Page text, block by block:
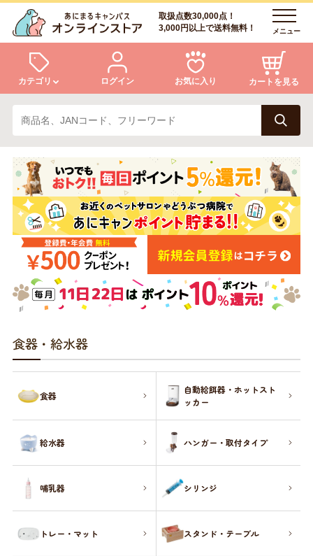
取扱点数30,000点！
3,000円以上で送料無料！
メニュー
カテゴリ
犬 猫
小動物・鳥 アクア・爬虫類・昆虫
ドッグフード キャットフード
美容・ケア用品 服・おさんぽ用品
日用品（デイリー）
トリマーグッズ シニアサポート
ログイン お気に入り カートを見る
ログイン
会員登録
あにまるキャンパスについて
アフターサービス
商品リクエスト
お問い合わせ
食器・給水器
食器
自動給餌器・ホットスト
ッカー
給水器 ハンガー・取付タイプ
哺乳器 シリンジ
トレー・マット スタンド・テーブル